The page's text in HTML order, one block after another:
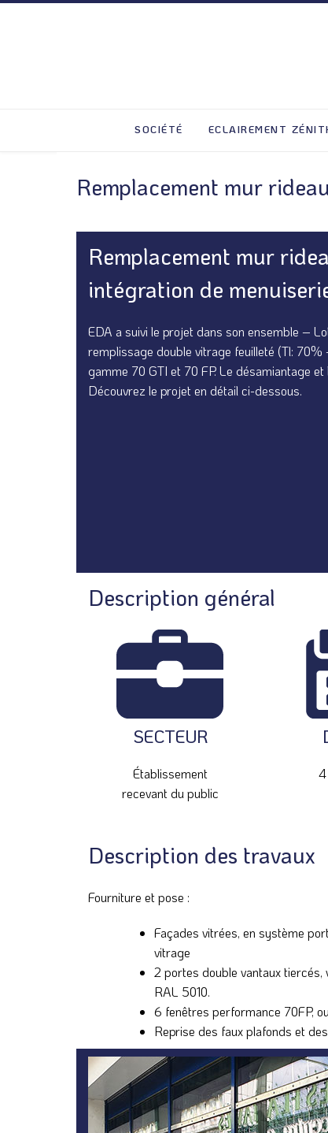
SOCIÉTÉ ECLAIREMENT
Remplacement mur
Remplacement mur
intégration de
EDA a suivi le projet dans son ensemble –
remplissage double vitrage feuilleté (Tl:
gamme 70 GTI et 70 FP. Le désamiantage
Découvrez le projet en détail ci-dessous.
Description général
SECTEUR
Établissement
recevant du public
4
Description des travaux
Fourniture et pose :
Façades vitrées, en système
vitrage
2 portes double vantaux tiercés,
RAL 5010.
6 fenêtres performance 70FP,
Reprise des faux plafonds et